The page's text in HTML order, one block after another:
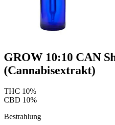
GROW 10:10 CAN
(Cannabisextrakt)
THC 10%
CBD 10%
Bestrahlung